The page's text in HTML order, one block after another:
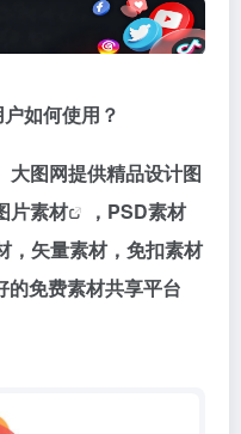
如何使用？
大图网提供精品设计图
片素材 ， PSD素材
，矢量素材，免扣素材
的免费素材共享平台